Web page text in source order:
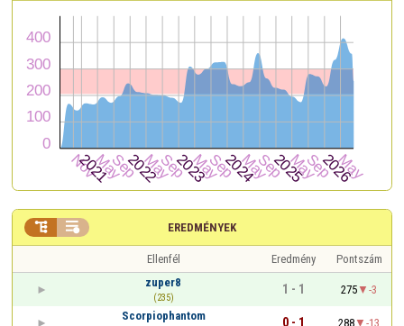
EREDMÉNYEK
 
Ellenfél Eredmény
Pontszám
zuper8
(235)
1 - 1 275
-3
Scorpiophantom
0 - 1 288
-13